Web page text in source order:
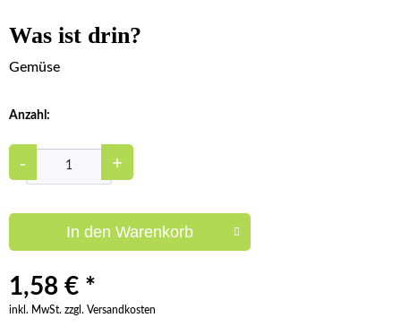
Was ist drin?
Gemüse
Anzahl:
- +
In den Warenkorb
1,58 € *
inkl. MwSt. zzgl. Versandkosten